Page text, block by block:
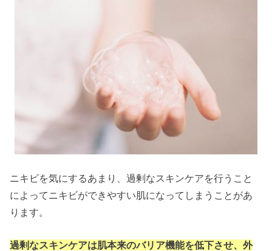
ニキビを気にするあまり、過剰なスキンケアを行うこと
によってニキビができやすい肌になってしまうことがあ
ります。
過剰なスキンケアは肌本来のバリア機能を低下させ、外